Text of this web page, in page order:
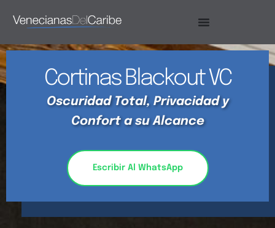
al
Cortinas Blackout VC
Oscuridad Total, Privacidad y
Confort a su Alcance
Escribir Al WhatsApp